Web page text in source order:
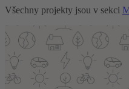
Všechny projekty jsou v sekci